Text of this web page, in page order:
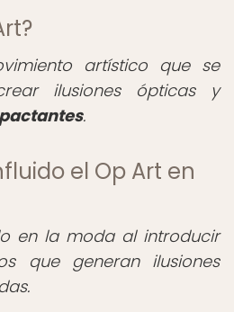
artístico que se
ilusiones ópticas y
.
el Op Art en
en la moda al introducir
que generan ilusiones